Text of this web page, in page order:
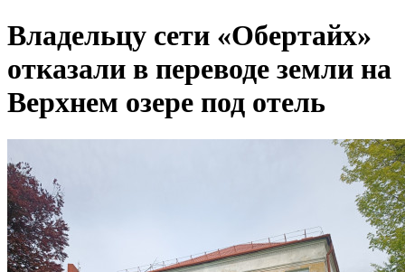
Владельцу сети «Обертайх»
отказали в переводе земли на
Верхнем озере под отель